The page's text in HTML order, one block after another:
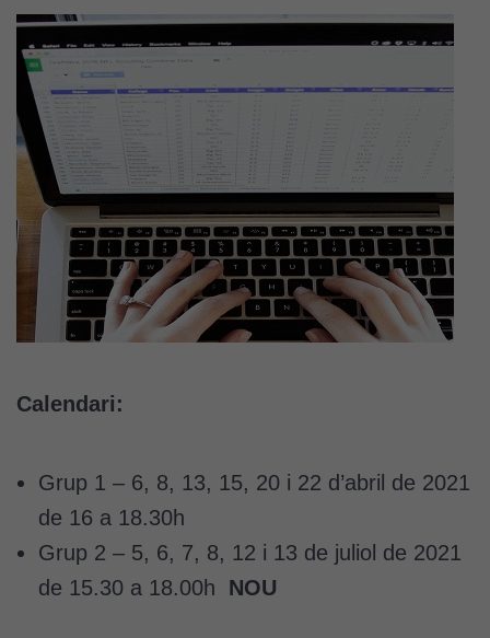
Calendari:
Grup 1 – 6, 8, 13, 15, 20 i 22 d’abril de 2021
de 16 a 18.30h
Grup 2 – 5, 6, 7, 8, 12 i 13 de juliol de 2021
de 15.30 a 18.00h NOU